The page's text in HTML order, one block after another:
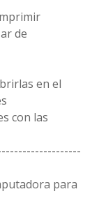
de
en el
con las
para